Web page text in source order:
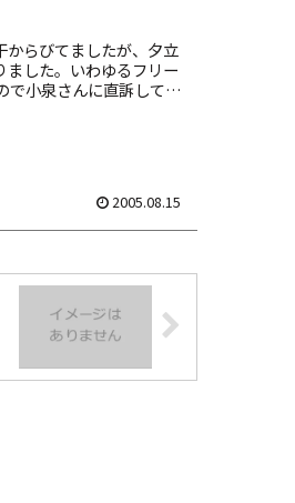
らびてましたが、夕立
した。いわゆるフリー
で小泉さんに直訴してみ
2005.08.15